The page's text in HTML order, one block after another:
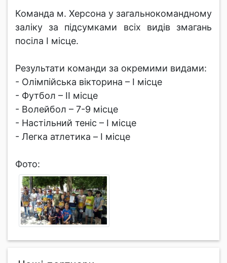
Команда м. Херсона у загальнокомандному
заліку за підсумками всіх видів змагань
посіла І місце.
Результати команди за окремими видами:
- Олімпійська вікторина – І місце
- Футбол – ІІ місце
- Волейбол – 7-9 місце
- Настільний теніс – І місце
- Легка атлетика – I місце
Фото: